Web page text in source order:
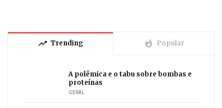
trending_up Trending whatshot Popular
A polêmica e o tabu sobre bombas e
proteínas
GERAL